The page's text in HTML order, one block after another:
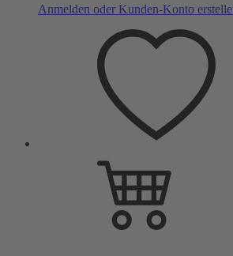
Anmelden oder Kunden-Konto